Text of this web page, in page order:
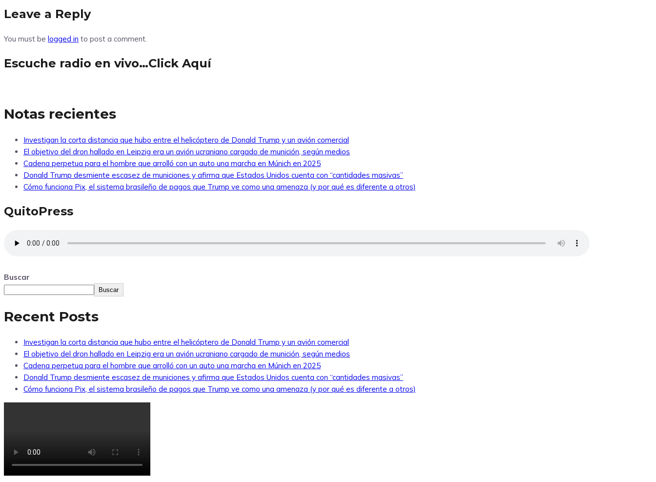
Leave a Reply
You must be logged in to post a comment.
Escuche radio en vivo…Click Aquí
Notas recientes
Investigan la corta distancia que hubo entre el helicóptero de Donald Trump y un avión comercial
El objetivo del dron hallado en Leipzig era un avión ucraniano cargado de munición, según medios
Cadena perpetua para el hombre que arrolló con un auto una marcha en Múnich en 2025
Donald Trump desmiente escasez de municiones y afirma que Estados Unidos cuenta con “cantidades masivas”
Cómo funciona Pix, el sistema brasileño de pagos que Trump ve como una amenaza (y por qué es diferente a otros)
QuitoPress
Buscar
Buscar
Recent Posts
Investigan la corta distancia que hubo entre el helicóptero de Donald Trump y un avión comercial
El objetivo del dron hallado en Leipzig era un avión ucraniano cargado de munición, según medios
Cadena perpetua para el hombre que arrolló con un auto una marcha en Múnich en 2025
Donald Trump desmiente escasez de municiones y afirma que Estados Unidos cuenta con “cantidades masivas”
Cómo funciona Pix, el sistema brasileño de pagos que Trump ve como una amenaza (y por qué es diferente a otros)